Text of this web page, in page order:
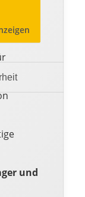
und